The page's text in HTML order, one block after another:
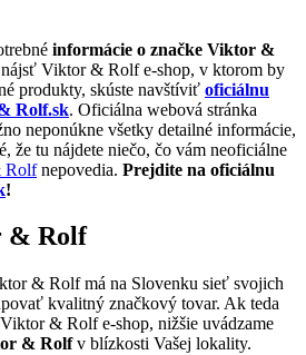
informácie o značke Viktor &
nájsť Viktor & Rolf e-shop, v ktorom by
produkty, skúste navštíviť oficiálnu
Rolf.sk. Oficiálna webová stránka
neponúkne všetky detailné informácie,
že tu nájdete niečo, čo vám neoficiálne
Rolfnepovedia. Prejdite na oficiálnu
!
& Rolf
& Rolf má na Slovenku sieť svojich
kvalitný značkový tovar. Ak teda
& Rolf e-shop, nižšie uvádzame
& Rolfv blízkosti Vašej lokality.